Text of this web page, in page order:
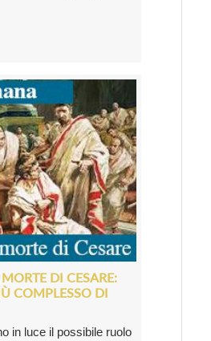
DI CESARE:
COMPLESSO DI
in luce il possibile ruolo